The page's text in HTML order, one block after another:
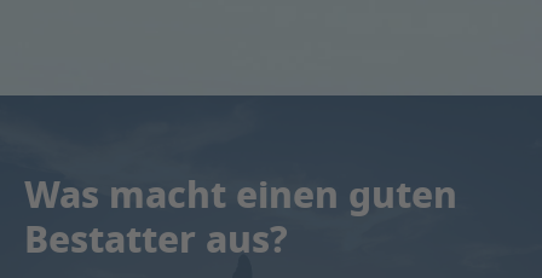
Was macht einen guten
Bestatter aus?